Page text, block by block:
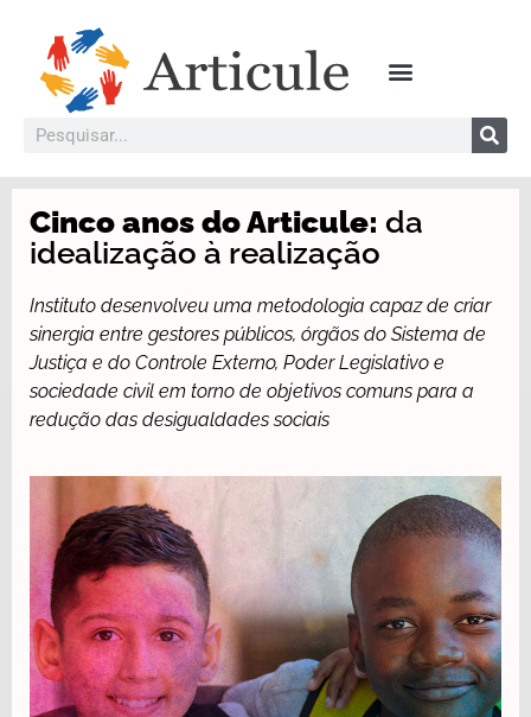
Cinco anos do Articule: da
idealização à realização
Instituto desenvolveu uma metodologia capaz de criar
sinergia entre gestores públicos, órgãos do Sistema de
Justiça e do Controle Externo, Poder Legislativo e
sociedade civil em torno de objetivos comuns para a
redução das desigualdades sociais